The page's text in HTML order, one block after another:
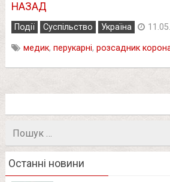
НАЗАД
Події Суспільство Україна
медик, перукарні, розсадник
Останні новини